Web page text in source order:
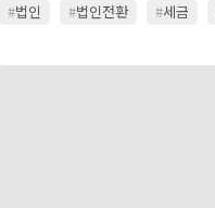
#법인 #법인전환 #세금